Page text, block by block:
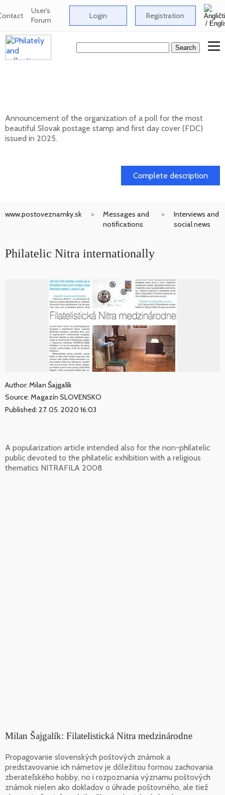
User's
Forum Login Registration
Announcement of the organization of a poll for the most
beautiful Slovak postage stamp and first day cover (FDC)
issued in 2025.
Complete description
www.postoveznamky.sk
Messages and
notifications
Interviews and
social news
Philatelic Nitra internationally
Author: Milan Šajgalík
Source: Magazín SLOVENSKO
Published: 27. 05. 2020 16:03
A popularization article intended also for the non-philatelic
public devoted to the philatelic exhibition with a religious
thematics NITRAFILA 2008.
Milan Šajgalík: Filatelistická Nitra medzinárodne
Propagovanie slovenských poštových známok a
predstavovanie ich námetov je dôležitou formou zachovania
zberateľského hobby, no i rozpoznania významu poštových
známok nielen ako dokladov o úhrade poštovného, ale tiež